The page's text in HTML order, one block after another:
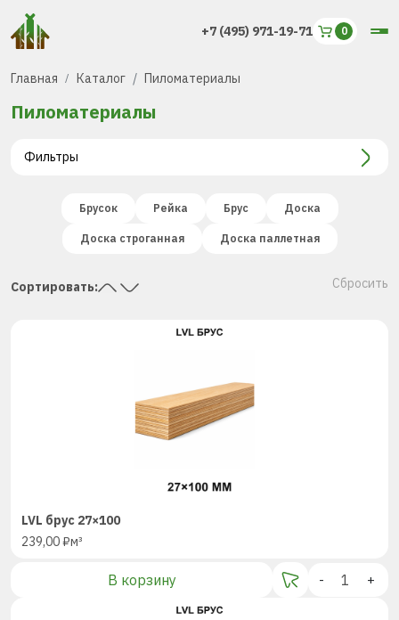
+7 (495) 971-19-71
Главная Каталог Пиломатериалы
Пиломатериалы
Фильтры
Брусок Рейка Брус Доска
Доска строганная Доска паллетная
Сортировать: Сбросить
LVL брус 27×100
239,00₽м³
В корзину - +